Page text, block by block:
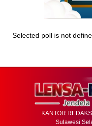
Selected poll is not
KANTOR
Sulawesi